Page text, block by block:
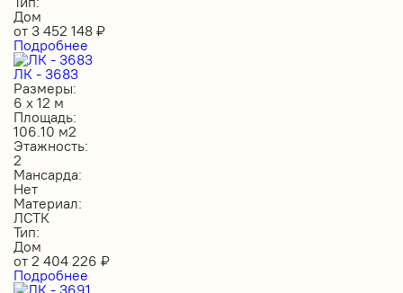
Дом
от 3 452 148 ₽
Подробнее
ЛК - 3683
Размеры:
6 х 12 м
Площадь:
106.10 м2
Этажность:
2
Мансарда:
Нет
Материал:
ЛСТК
Тип:
Дом
от 2 404 226 ₽
Подробнее